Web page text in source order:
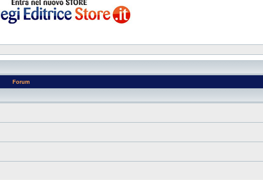
Forum